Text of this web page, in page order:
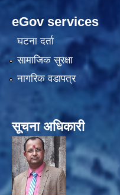
eGov services
घटना दर्ता
सामाजिक सुरक्षा
नागरिक वडापत्र
सूचना अधिकारी